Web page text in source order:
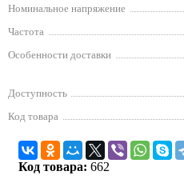
Номинальное напряжение
Частота
Особенности доставки
Доступность
Код товара
Код товара: 662